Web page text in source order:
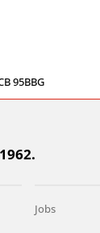
95BBG
Jobs